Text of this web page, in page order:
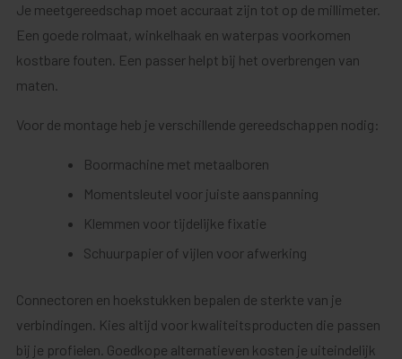
Je meetgereedschap moet accuraat zijn tot op de millimeter.
Een goede rolmaat, winkelhaak en waterpas voorkomen
kostbare fouten. Een passer helpt bij het overbrengen van
maten.
Voor de montage heb je verschillende gereedschappen nodig:
Boormachine met metaalboren
Momentsleutel voor juiste aanspanning
Klemmen voor tijdelijke fixatie
Schuurpapier of vijlen voor afwerking
Connectoren en hoekstukken bepalen de sterkte van je
verbindingen. Kies altijd voor kwaliteitsproducten die passen
bij je profielen. Goedkope alternatieven kosten je uiteindelijk